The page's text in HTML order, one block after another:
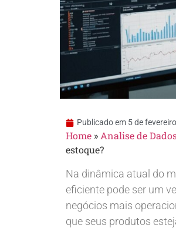
Publicado em 5 de
Home »Analise de
estoque?
Na dinâmica atual do
eficiente pode ser um
negócios mais
que seus produtos